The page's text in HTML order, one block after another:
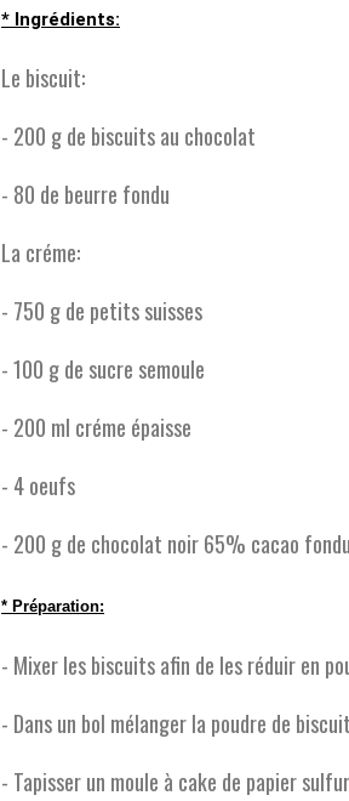
* Ingrédients:
Le biscuit:
- 200 g de biscuits au chocolat
- 80 de beurre fondu
La créme:
- 750 g de petits suisses
- 100 g de sucre semoule
- 200 ml créme épaisse
- 4 oeufs
- 200 g de chocolat noir 65% cacao fondu
* Préparation:
- Mixer les biscuits afin de les réduir en
- Dans un bol mélanger la poudre de
- Tapisser un moule à cake de papier